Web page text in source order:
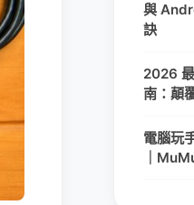
與
訣
2026
南：顛
電腦玩
｜